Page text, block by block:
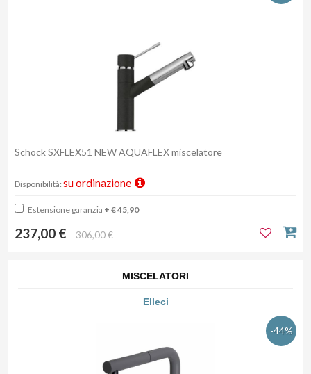
Schock SXFLEX51 NEW AQUAFLEX miscelatore
Disponibilità: su ordinazione
Estensione garanzia + € 45,90
237,00 € 306,00 €
MISCELATORI
Elleci
-44%